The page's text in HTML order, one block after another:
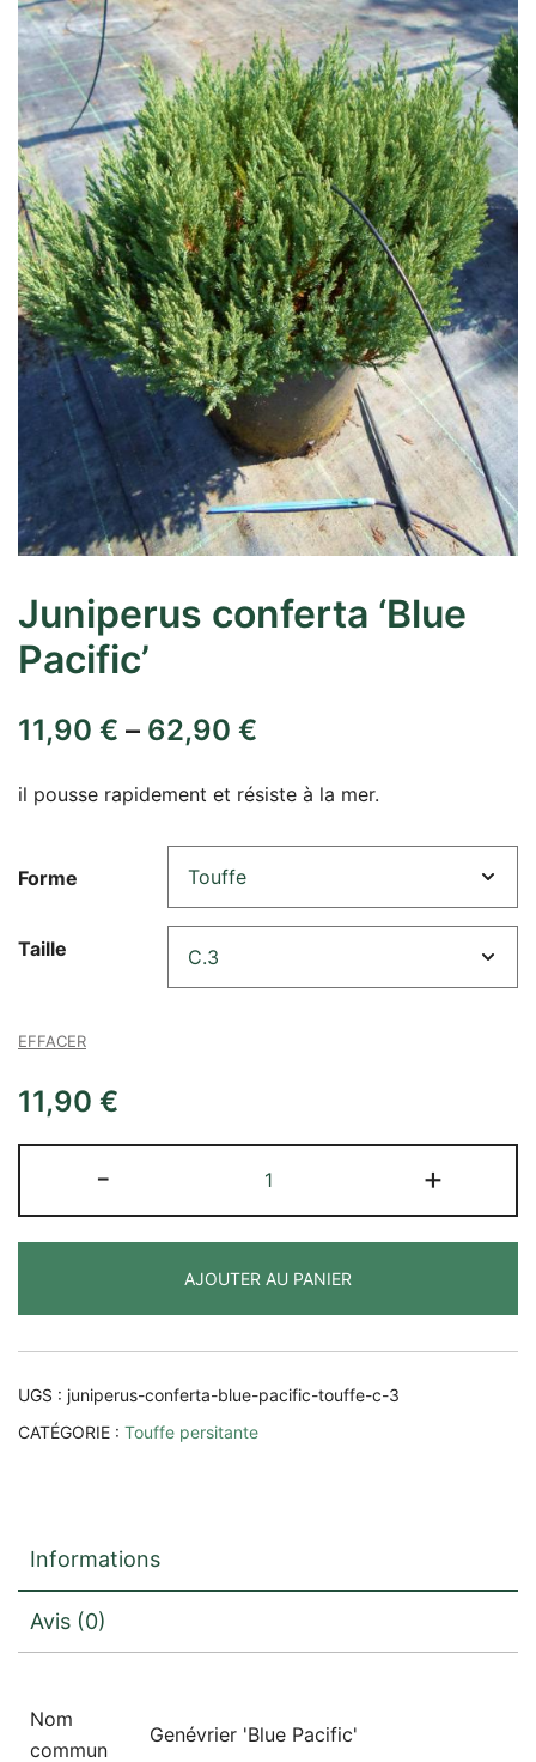
Juniperus conferta ‘Blue
Pacific’
11,90 € – 62,90 €
il pousse rapidement et résiste à la mer.
Forme
Taille
EFFACER
11,90 €
-
de
Juniperus
'Blue
Pacific'
+
AJOUTER AU PANIER
UGS : juniperus-conferta-blue-pacific-touffe-c-3
CATÉGORIE : Touffe persitante
Informations
Avis (0)
Nom
commun
Genévrier 'Blue Pacific'